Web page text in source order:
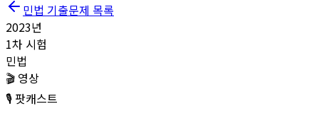
민법 기출문제 목록
2023년
1차 시험
민법
🎬 영상
🎙️ 팟캐스트